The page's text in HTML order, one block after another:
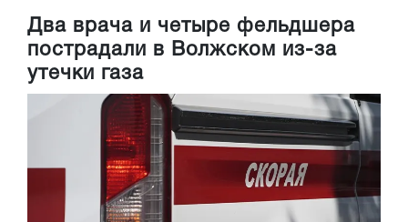
Два врача и четыре фельдшера
пострадали в Волжском из-за
утечки газа